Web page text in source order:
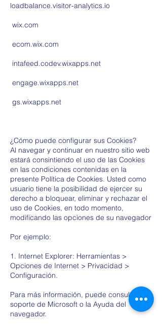
loadbalance.visitor-analytics.io
wix.com
ecom.wix.com
intafeed.codev.wixapps.net
engage.wixapps.net
gs.wixapps.net
¿Cómo puede configurar sus Cookies?
Al navegar y continuar en nuestro sitio web
estará consintiendo el uso de las Cookies
en las condiciones contenidas en la
presente Política de Cookies. Usted como
usuario tiene la posibilidad de ejercer su
derecho a bloquear, eliminar y rechazar el
uso de Cookies, en todo momento,
modificando las opciones de su navegador
Por ejemplo:
1. Internet Explorer: Herramientas >
Opciones de Internet > Privacidad >
Configuración.
Para más información, puede consultar el
soporte de Microsoft o la Ayuda del
navegador.